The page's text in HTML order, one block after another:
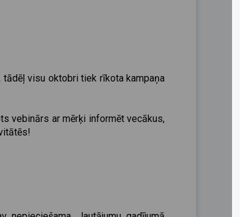
visu oktobri tiek rīkota kampaņa
vebinārs ar mērķi informēt vecākus,